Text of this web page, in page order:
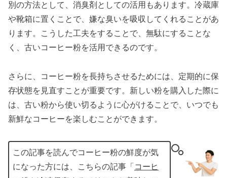
別の方法として、消臭剤としての活用もあります。冷蔵庫
や靴箱に置くことで、嫌な臭いを吸収してくれることがあ
ります。こうした工夫をすることで、無駄にすることな
く、古いコーヒー粉を活用できるのです。
さらに、コーヒー粉を長持ちさせるためには、定期的に保
存状態を見直すことが重要です。新しい粉を購入した際に
は、古い粉から使い切るように心がけることで、いつでも
新鮮なコーヒーを楽しむことができます。
この記事を読んでコーヒー粉の鮮度が気
になった方には、こちらの記事「 コーヒ